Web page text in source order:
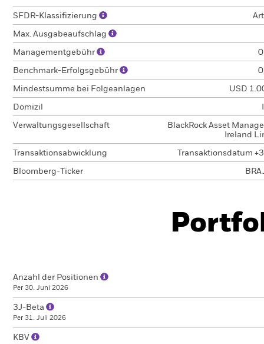
SFDR-Klassifizierung
Max. Ausgabeaufschlag
Managementgebühr
Benchmark-Erfolgsgebühr
Mindestsumme bei Folgeanlagen USD
Domizil
Verwaltungsgesellschaft
BlackRock Asset
Ireland
Transaktionsabwicklung Transaktionsdatum
Bloomberg-Ticker
Anzahl der Positionen
Per 30. Juni 2026
3J-Beta
Per 31. Juli 2026
KBV